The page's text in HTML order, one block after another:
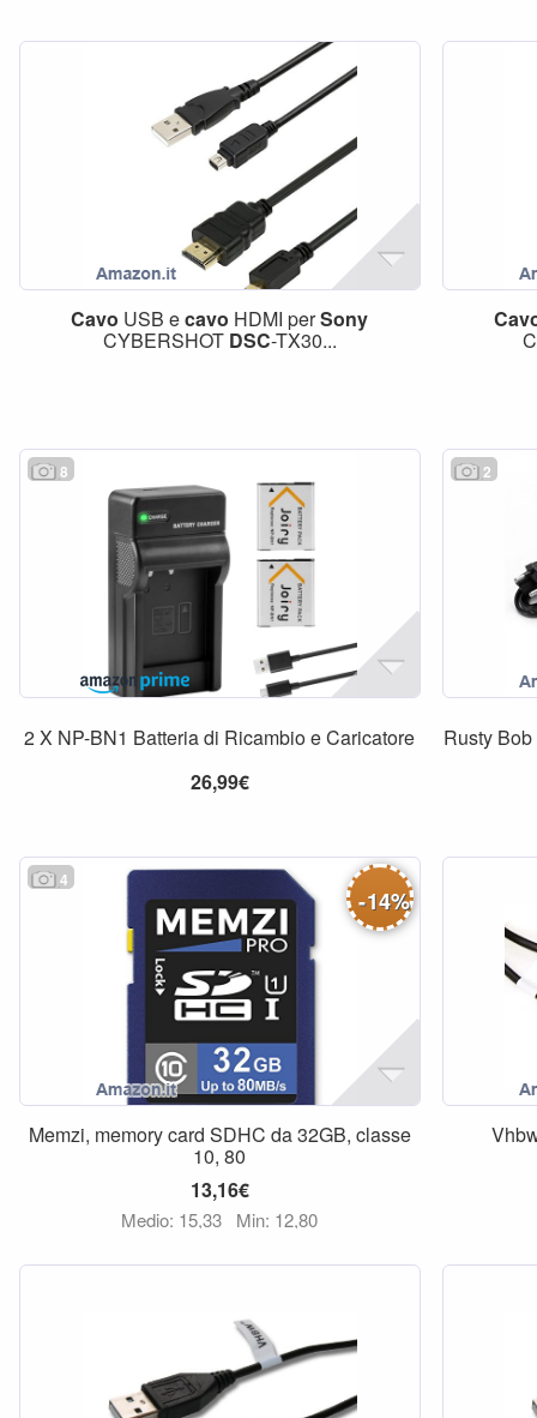
Cavo USB ecavo HDMI perSony
CYBERSHOT DSC-TX30...
8
2 X NP-BN1 Batteria di Ricambio e Caricatore
26,99€
2
Rusty
4
-14%
Memzi, memory card SDHC da 32GB, classe
10, 80
13,16€
Medio: 15,33 Min: 12,80